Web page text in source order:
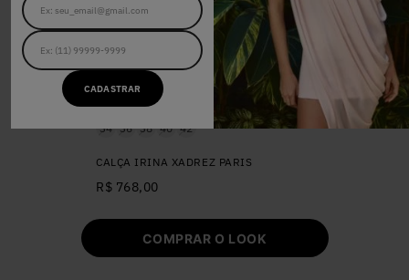
CADASTRAR
T-SHIRT TALISSA OFF WHITE
R$ 258,00
34 36 38 40 42
CALÇA IRINA XADREZ PARIS
R$ 768,00
COMPRAR O LOOK